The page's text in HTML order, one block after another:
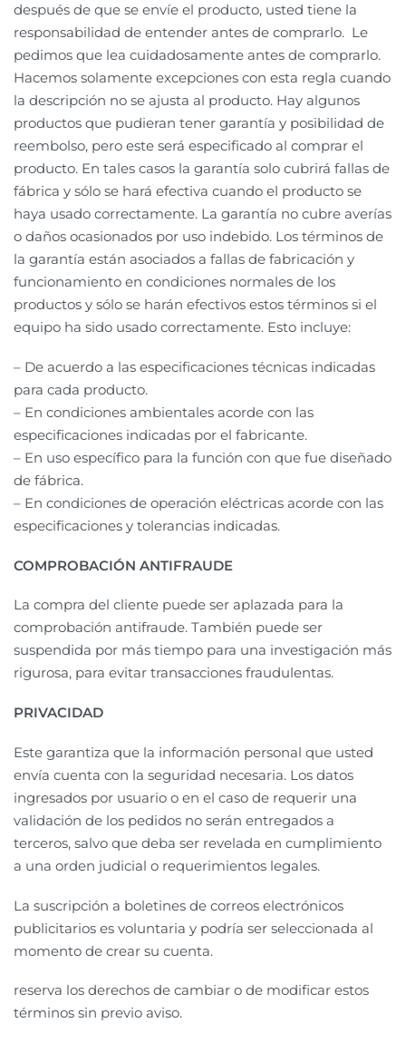
después de que se envíe el producto, usted tiene la
responsabilidad de entender antes de comprarlo. Le
pedimos que lea cuidadosamente antes de comprarlo.
Hacemos solamente excepciones con esta regla cuando
la descripción no se ajusta al producto. Hay algunos
productos que pudieran tener garantía y posibilidad de
reembolso, pero este será especificado al comprar el
producto. En tales casos la garantía solo cubrirá fallas de
fábrica y sólo se hará efectiva cuando el producto se
haya usado correctamente. La garantía no cubre averías
o daños ocasionados por uso indebido. Los términos de
la garantía están asociados a fallas de fabricación y
funcionamiento en condiciones normales de los
productos y sólo se harán efectivos estos términos si el
equipo ha sido usado correctamente. Esto incluye:
– De acuerdo a las especificaciones técnicas indicadas
para cada producto.
– En condiciones ambientales acorde con las
especificaciones indicadas por el fabricante.
– En uso específico para la función con que fue diseñado
de fábrica.
– En condiciones de operación eléctricas acorde con las
especificaciones y tolerancias indicadas.
COMPROBACIÓN ANTIFRAUDE
La compra del cliente puede ser aplazada para la
comprobación antifraude. También puede ser
suspendida por más tiempo para una investigación más
rigurosa, para evitar transacciones fraudulentas.
PRIVACIDAD
Este garantiza que la información personal que usted
envía cuenta con la seguridad necesaria. Los datos
ingresados por usuario o en el caso de requerir una
validación de los pedidos no serán entregados a
terceros, salvo que deba ser revelada en cumplimiento
a una orden judicial o requerimientos legales.
La suscripción a boletines de correos electrónicos
publicitarios es voluntaria y podría ser seleccionada al
momento de crear su cuenta.
reserva los derechos de cambiar o de modificar estos
términos sin previo aviso.